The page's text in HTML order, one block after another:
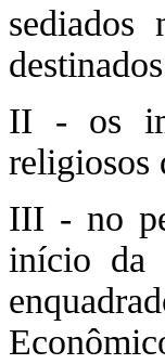
sediados
II - os
religiosos
III - no
início da